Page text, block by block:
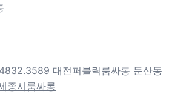
대전퍼블릭룸싸롱 둔산동
종시룸싸롱